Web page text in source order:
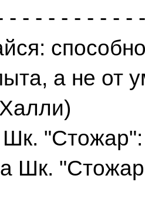
- - - - - - - - - -
а не от
Шк.
Шк.